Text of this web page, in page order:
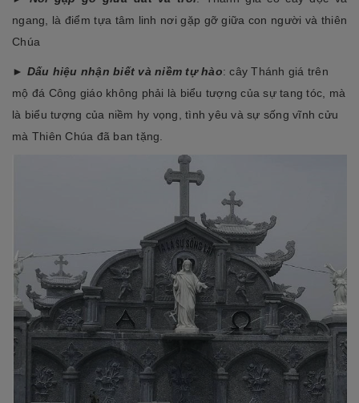
ngang, là điểm tựa tâm linh nơi gặp gỡ giữa con người và thiên
Chúa
► Dấu hiệu nhận biết và niềm tự hào: cây Thánh giá trên
mộ đá Công giáo không phải là biểu tượng của sự tang tóc, mà
là biểu tượng của niềm hy vọng, tình yêu và sự sống vĩnh cửu
mà Thiên Chúa đã ban tặng.